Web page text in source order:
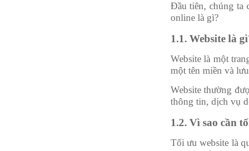
Đầu tiên, chúng ta
online là gì?
1.1. Website là
Website là một
một tên miền và
Website thường
thông tin, dịch vụ
1.2. Vì sao cần
Tối ưu website là